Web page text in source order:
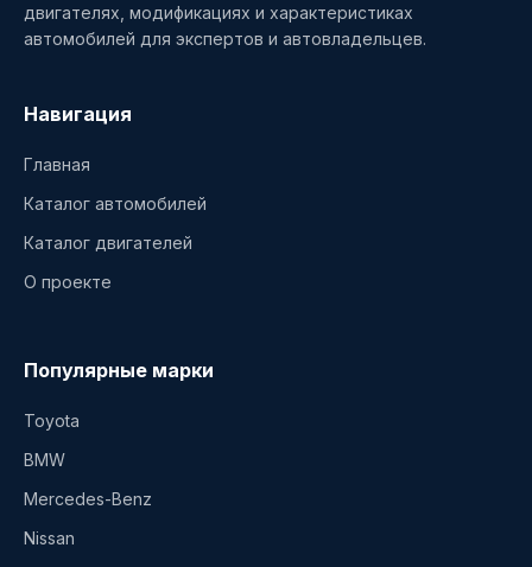
двигателях, модификациях и характеристиках
автомобилей для экспертов и автовладельцев.
Навигация
Главная
Каталог автомобилей
Каталог двигателей
О проекте
Популярные марки
Toyota
BMW
Mercedes-Benz
Nissan